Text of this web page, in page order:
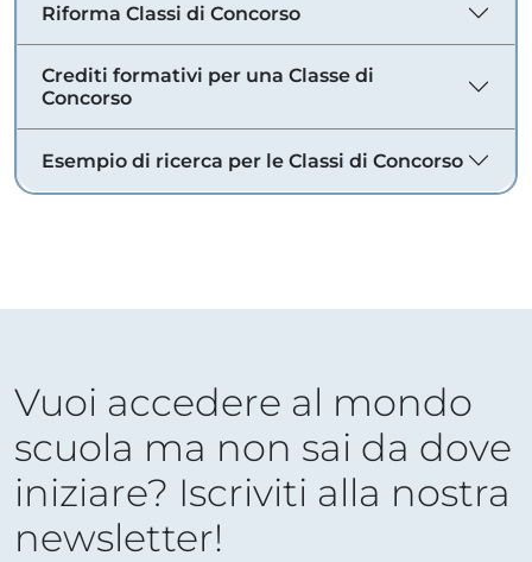
Riforma Classi di Concorso
Crediti formativi per una Classe di
Concorso
Esempio di ricerca per le Classi di Concorso
Vuoi accedere al mondo
scuola ma non sai da dove
iniziare? Iscriviti alla nostra
newsletter!